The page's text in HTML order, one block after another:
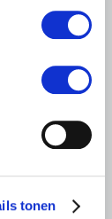
tonen